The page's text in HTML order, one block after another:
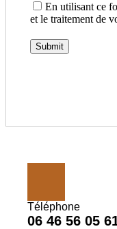
En utilisant ce
et le traitement de
Téléphone
06 46 56 05